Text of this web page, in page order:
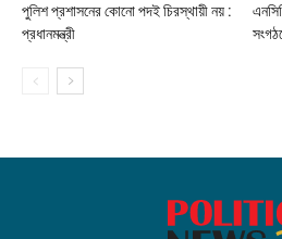
পুলিশ প্রশাসনের কোনো পদই চিরস্থায়ী নয় :
প্রধানমন্ত্রী